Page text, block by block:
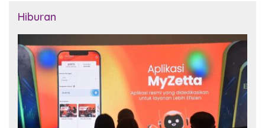
Hiburan